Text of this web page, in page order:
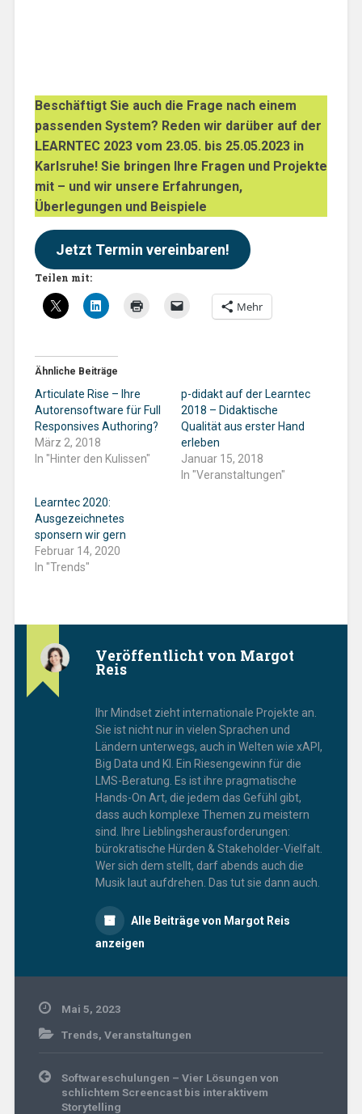
Beschäftigt Sie auch die Frage nach einem
passenden System? Reden wir darüber auf der
LEARNTEC 2023 vom 23.05. bis 25.05.2023 in
Karlsruhe! Sie bringen Ihre Fragen und Projekte
mit – und wir unsere Erfahrungen,
Überlegungen und Beispiele
Jetzt Termin vereinbaren!
Teilen mit:
Mehr
Ähnliche Beiträge
Articulate Rise – Ihre
Autorensoftware für Full
Responsives Authoring?
März 2, 2018
In "Hinter den Kulissen"
p-didakt auf der Learntec
2018 – Didaktische
Qualität aus erster Hand
erleben
Januar 15, 2018
In "Veranstaltungen"
Learntec 2020:
Ausgezeichnetes
sponsern wir gern
Februar 14, 2020
In "Trends"
Veröffentlicht von Margot
Reis
Ihr Mindset zieht internationale Projekte an.
Sie ist nicht nur in vielen Sprachen und
Ländern unterwegs, auch in Welten wie xAPI,
Big Data und KI. Ein Riesengewinn für die
LMS-Beratung. Es ist ihre pragmatische
Hands-On Art, die jedem das Gefühl gibt,
dass auch komplexe Themen zu meistern
sind. Ihre Lieblingsherausforderungen:
bürokratische Hürden & Stakeholder-Vielfalt.
Wer sich dem stellt, darf abends auch die
Musik laut aufdrehen. Das tut sie dann auch.
Alle Beiträge von Margot Reis
anzeigen
Mai 5, 2023
Trends, Veranstaltungen
Beitragsnavigation
Softwareschulungen – Vier Lösungen von
schlichtem Screencast bis interaktivem
Storytelling